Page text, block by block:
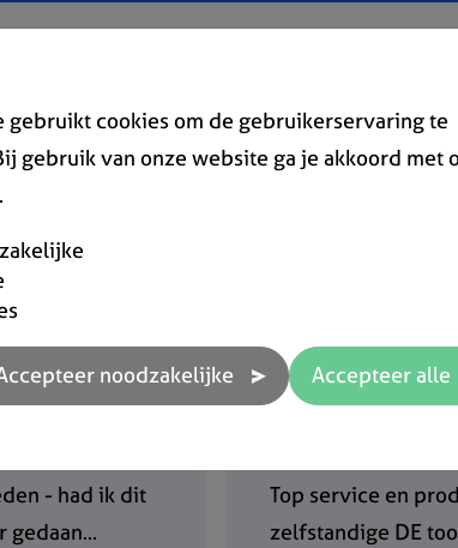
- had ik dit
gedaan...
Top service en
zelfstandige DE
gebruikt cookies om de gebruikerservaring te
gebruik van onze website ga je akkoord met